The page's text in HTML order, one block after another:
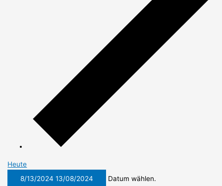
Heute
8/13/202413/08/2024 Datum wählen.